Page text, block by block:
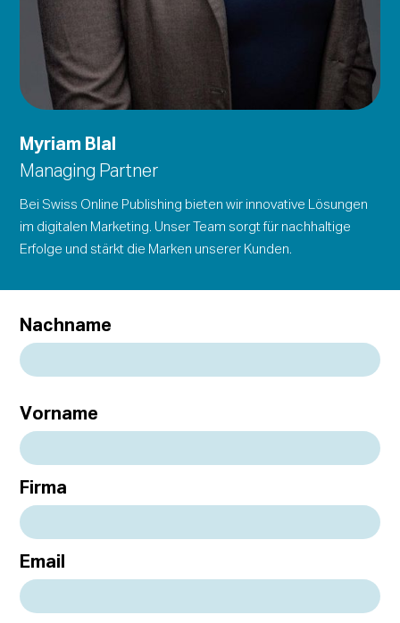
Myriam Blal
Managing Partner
Bei Swiss Online Publishing bieten wir innovative Lösungen
im digitalen Marketing. Unser Team sorgt für nachhaltige
Erfolge und stärkt die Marken unserer Kunden.
Nachname
Vorname
Firma
Email